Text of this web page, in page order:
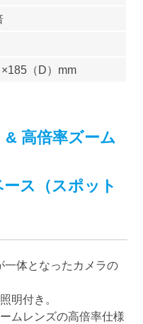
（D）mm
高倍率ズーム
ス（スポット
一体となったカメラの
明付き。
ムレンズの高倍率仕様